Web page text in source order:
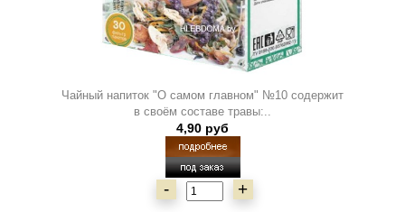
Чайный напиток "О самом главном" №10 содержит
в своём составе травы:..
4,90 руб
- +